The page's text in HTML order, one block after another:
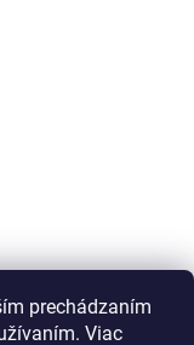
prechádzaním
Viac